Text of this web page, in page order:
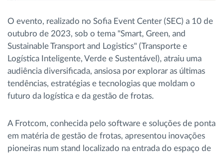
O evento, realizado no Sofia Event Center (SEC) a 10 de
outubro de 2023, sob o tema "Smart, Green, and
Sustainable Transport and Logistics" (Transporte e
Logística Inteligente, Verde e Sustentável), atraiu uma
audiência diversificada, ansiosa por explorar as últimas
tendências, estratégias e tecnologias que moldam o
futuro da logística e da gestão de frotas.
A Frotcom, conhecida pelo software e soluções de ponta
em matéria de gestão de frotas, apresentou inovações
pioneiras num stand localizado na entrada do espaço de